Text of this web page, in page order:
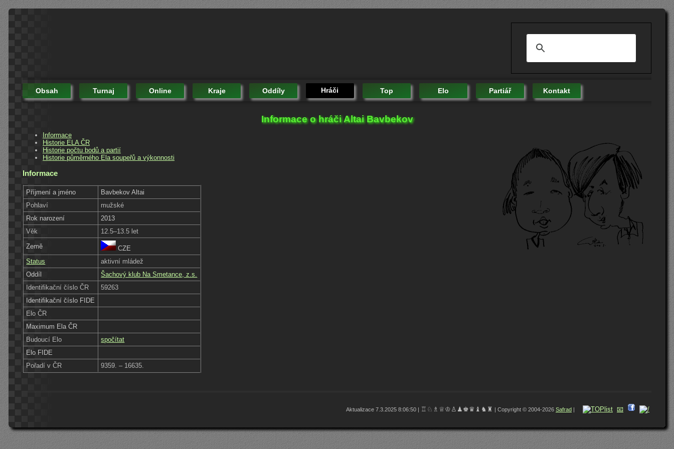
Obsah Turnaj Online Kraje Oddíly Hráči Top Elo Partiář Kontakt
Informace o hráči Altai Bavbekov
Informace
Historie ELA ČR
Historie počtu bodů a partií
Historie půměrného Ela soupeřů a výkonnosti
Informace
Příjmení a jméno
Bavbekov Altai
Pohlaví
mužské
Rok narození
2013
Věk
12.5–13.5 let
Země
CZE
Status
aktivní mládež
Oddíl
Šachový klub Na Smetance, z.s.
Identifikační číslo ČR
59263
Identifikační číslo FIDE
Elo ČR
Maximum Ela ČR
Budoucí Elo
spočítat
Elo FIDE
Pořadí v ČR
9359. – 16635.
Aktualizace 7.3.2025 8:06:50 | ♖♘♗♕♔♙♟♚♛♝♞♜ | Copyright © 2004-2026 Safrad | 📧